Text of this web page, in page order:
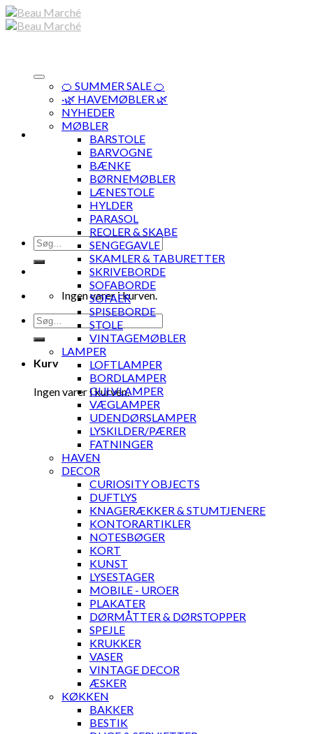
Skip
to
Søg
efter:
Ingen varer i kurven.
Søg
efter:
Kurv
Ingen varer i kurven.
🍊 SUMMER SALE 🍊
·🌿 HAVEMØBLER 🌿
NYHEDER
MØBLER
BARSTOLE
BARVOGNE
BÆNKE
BØRNEMØBLER
LÆNESTOLE
HYLDER
PARASOL
REOLER & SKABE
SENGEGAVLE
SKAMLER & TABURETTER
SKRIVEBORDE
SOFABORDE
SOFAER
SPISEBORDE
STOLE
VINTAGEMØBLER
LAMPER
LOFTLAMPER
BORDLAMPER
GULVLAMPER
VÆGLAMPER
UDENDØRSLAMPER
LYSKILDER/PÆRER
FATNINGER
HAVEN
DECOR
CURIOSITY OBJECTS
DUFTLYS
KNAGERÆKKER & STUMTJENERE
KONTORARTIKLER
NOTESBØGER
KORT
KUNST
LYSESTAGER
MOBILE - UROER
PLAKATER
DØRMÅTTER & DØRSTOPPER
SPEJLE
KRUKKER
VASER
VINTAGE DECOR
ÆSKER
KØKKEN
BAKKER
BESTIK